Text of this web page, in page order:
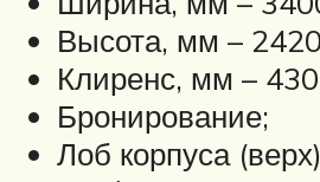
Высота, мм – 2420
Клиренс, мм – 430
Бронирование;
Лоб корпуса